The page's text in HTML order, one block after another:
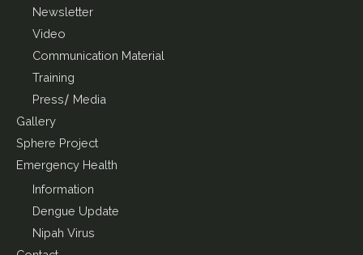
Newsletter
Video
Communication Material
Training
Press/ Media
Gallery
Sphere Project
Emergency Health
Information
Dengue Update
Nipah Virus